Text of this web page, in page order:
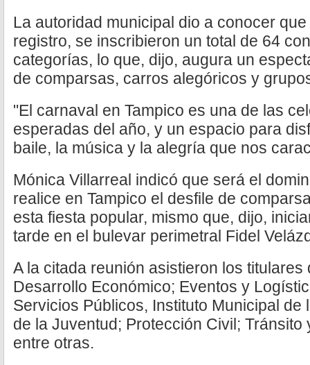
La autoridad municipal dio a conocer
registro, se inscribieron un total de 64
categorías, lo que, dijo, augura un
de comparsas, carros alegóricos y
"El carnaval en Tampico es una de las
esperadas del año, y un espacio para
baile, la música y la alegría que nos
Mónica Villarreal indicó que será el
realice en Tampico el desfile de
esta fiesta popular, mismo que, dijo,
tarde en el bulevar perimetral Fidel
A la citada reunión asistieron los titulares
Desarrollo Económico; Eventos y
Servicios Públicos, Instituto Municipal de
de la Juventud; Protección Civil; Tránsito
entre otras.